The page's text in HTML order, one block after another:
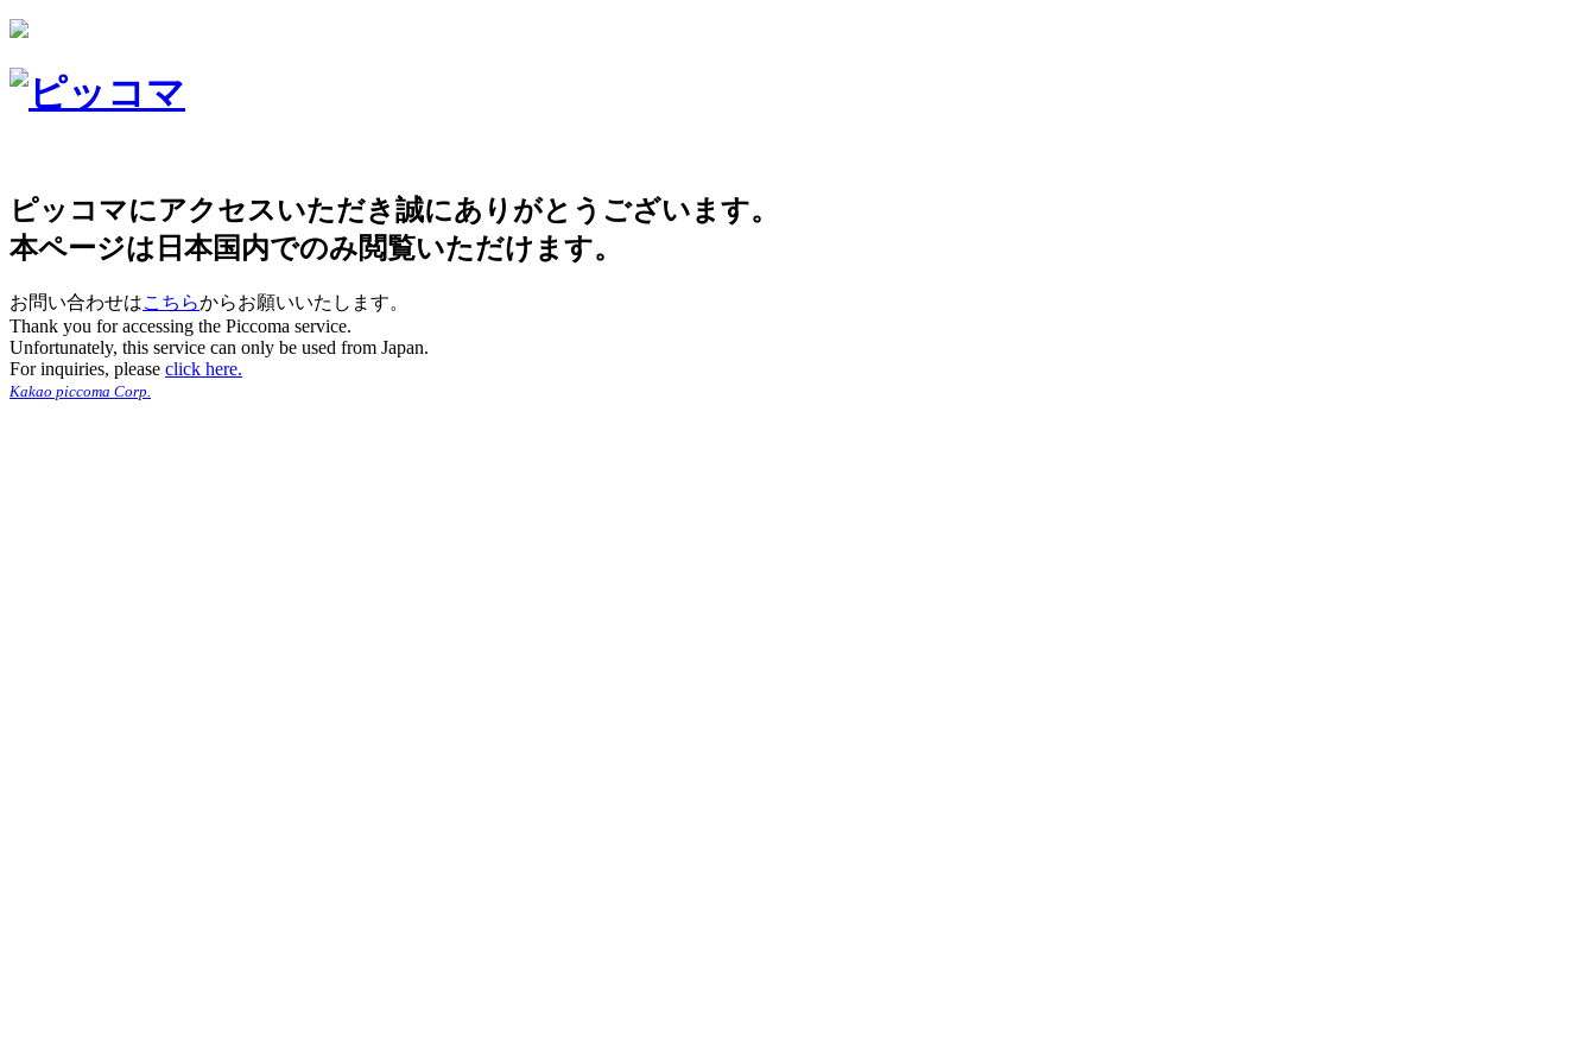
ピッコマにアクセスいただき誠にありがとうございます。
本ページは日本国内でのみ閲覧いただけます。
お問い合わせはこちらからお願いいたします。
Thank you for accessing the Piccoma service.
Unfortunately, this service can only be used from Japan.
For inquiries, please click here.
Kakao piccoma Corp.